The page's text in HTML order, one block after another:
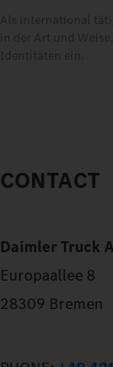
CONTACT
Daimler Truck
Europaallee 8
28309 Bremen